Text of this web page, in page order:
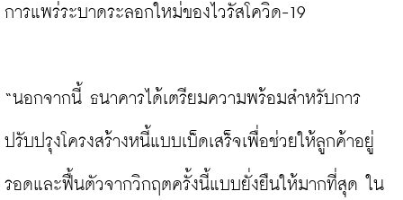
การแพร่ระบาดระลอกใหม่ของไวรัสโควิด-19
“นอกจากนี้ ธนาคารได้เตรียมความพร้อมสำหรับการ
ปรับปรุงโครงสร้างหนี้แบบเบ็ดเสร็จเพื่อช่วยให้ลูกค้าอยู่
รอดและฟื้นตัวจากวิกฤตครั้งนี้แบบยั่งยืนให้มากที่สุด ใน